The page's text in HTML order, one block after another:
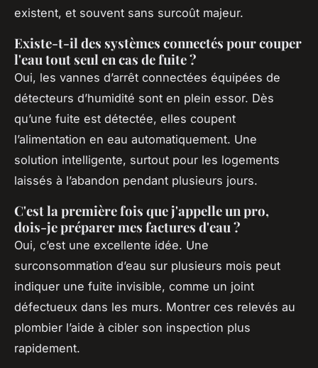
existent, et souvent sans surcoût majeur.
Existe-t-il des systèmes connectés pour couper
l'eau tout seul en cas de fuite ?
Oui, les vannes d’arrêt connectées équipées de
détecteurs d’humidité sont en plein essor. Dès
qu’une fuite est détectée, elles coupent
l’alimentation en eau automatiquement. Une
solution intelligente, surtout pour les logements
laissés à l’abandon pendant plusieurs jours.
C'est la première fois que j'appelle un pro,
dois-je préparer mes factures d'eau ?
Oui, c’est une excellente idée. Une
surconsommation d’eau sur plusieurs mois peut
indiquer une fuite invisible, comme un joint
défectueux dans les murs. Montrer ces relevés au
plombier l’aide à cibler son inspection plus
rapidement.